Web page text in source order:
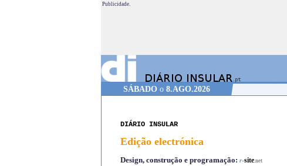
Publicidade.
SÁBADO o 8.AGO.2026
DIÁRIO INSULAR
Edição electrónica
Design, construção e programação: r-site.net